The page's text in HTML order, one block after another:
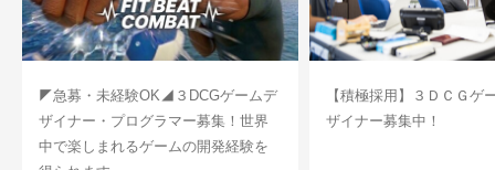
◤急募・未経験OK◢３DCGゲームデ
ザイナー・プログラマー募集！世界
中で楽しまれるゲームの開発経験を
【積極採用】３ＤＣＧゲ
ザイナー募集中！